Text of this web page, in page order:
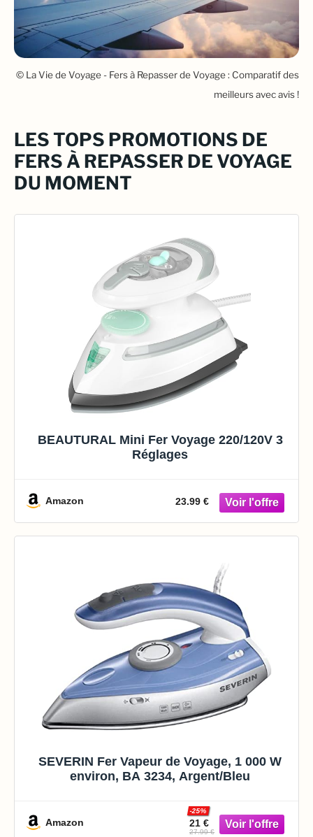
© La Vie de Voyage - Fers à Repasser de Voyage : Comparatif des
meilleurs avec avis !
LES TOPS PROMOTIONS DE
FERS À REPASSER DE VOYAGE
DU MOMENT
BEAUTURAL Mini Fer Voyage 220/120V 3
Réglages
Amazon 23.99 €
SEVERIN Fer Vapeur de Voyage, 1 000 W
environ, BA 3234, Argent/Bleu
Amazon 21 €
-25%
27.99 €